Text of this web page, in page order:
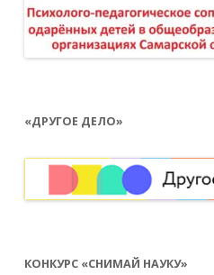
«ДРУГОЕ ДЕЛО»
КОНКУРС «СНИМАЙ НАУКУ»